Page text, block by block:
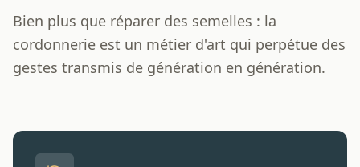
Bien plus que réparer des semelles : la
cordonnerie est un métier d'art qui perpétue des
gestes transmis de génération en génération.